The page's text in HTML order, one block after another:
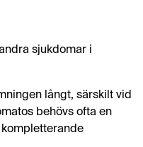
sjukdomar i
långt, särskilt vid
behövs ofta en